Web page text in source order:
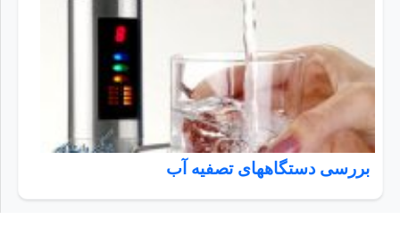
بررسی دستگاههای تصفیه آب